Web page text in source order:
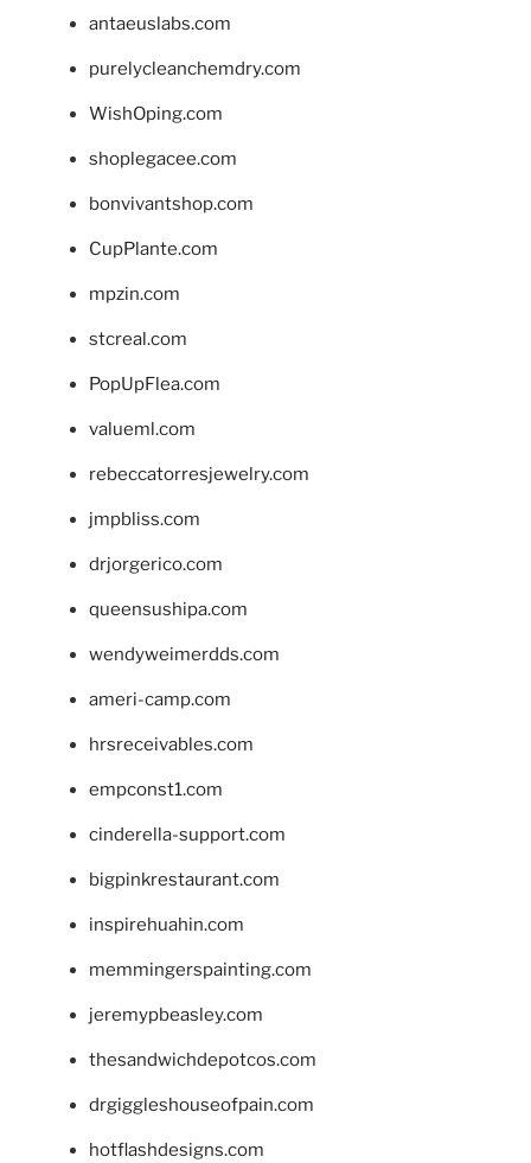
antaeuslabs.com
purelycleanchemdry.com
WishOping.com
shoplegacee.com
bonvivantshop.com
CupPlante.com
mpzin.com
stcreal.com
PopUpFlea.com
valueml.com
rebeccatorresjewelry.com
jmpbliss.com
drjorgerico.com
queensushipa.com
wendyweimerdds.com
ameri-camp.com
hrsreceivables.com
empconst1.com
cinderella-support.com
bigpinkrestaurant.com
inspirehuahin.com
memmingerspainting.com
jeremypbeasley.com
thesandwichdepotcos.com
drgiggleshouseofpain.com
hotflashdesigns.com